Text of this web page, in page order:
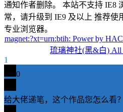
通知作者删除。 本站不支持 IE8
常，请升级到 IE9 及以上 推荐使
专业浏览器。
magnet:?xt=urn:btih: Power by
琉璃神社(黑&白) All
1
0
给大佬递笔，这个作品您怎么看？